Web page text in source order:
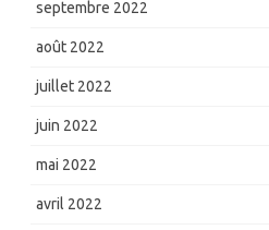
septembre 2022
août 2022
juillet 2022
juin 2022
mai 2022
avril 2022